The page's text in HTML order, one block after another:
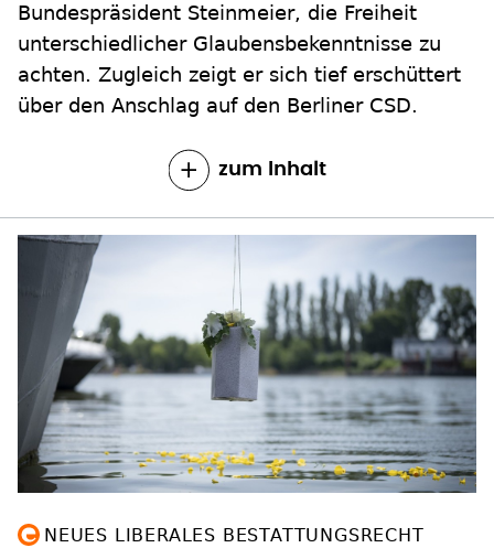
Bundespräsident Steinmeier, die Freiheit
unterschiedlicher Glaubensbekenntnisse zu
achten. Zugleich zeigt er sich tief erschüttert
über den Anschlag auf den Berliner CSD.
zum Inhalt
NEUES LIBERALES BESTATTUNGSRECHT